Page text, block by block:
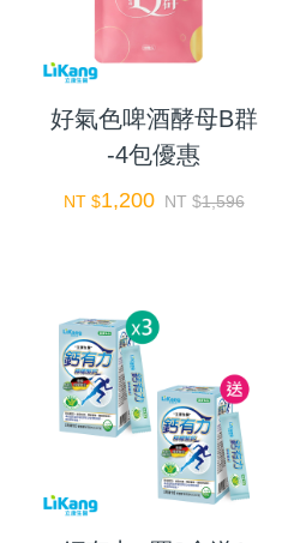
好氣色啤酒酵母B群
-4包優惠
NT $1,200 NT $1,596